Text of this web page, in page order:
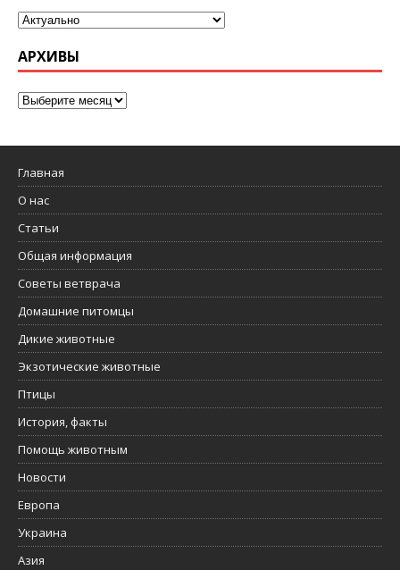
АРХИВЫ
Главная
О нас
Статьи
Общая информация
Советы ветврача
Домашние питомцы
Дикие животные
Экзотические животные
Птицы
История, факты
Помощь животным
Новости
Европа
Украина
Азия